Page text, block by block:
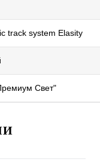
track system Elasity
Свет"